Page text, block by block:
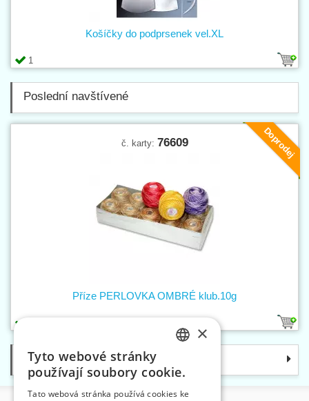
1
Košíčky do podprsenek vel.XL
Poslední navštívené
Doprodej
č. karty: 76609
Příze PERLOVKA OMBRÉ klub.10g
Kategorie
×
Tyto webové stránky
používají soubory cookie.
Tato webová stránka používá cookies ke